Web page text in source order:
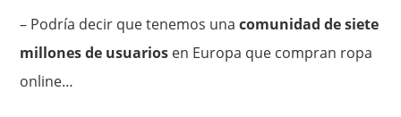
– Podría decir que tenemos unacomunidad de siete
millones de usuarios en Europa que compran ropa
online…